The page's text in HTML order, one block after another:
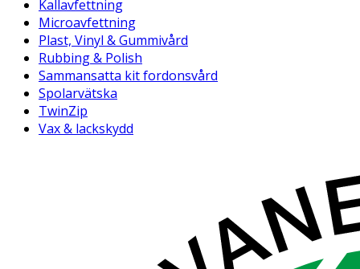
Kallavfettning
Microavfettning
Plast, Vinyl & Gummivård
Rubbing & Polish
Sammansatta kit fordonsvård
Spolarvätska
TwinZip
Vax & lackskydd